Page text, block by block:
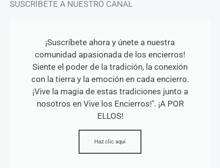
SUSCRÍBETE A NUESTRO CANAL
¡Suscríbete ahora y únete a nuestra
comunidad apasionada de los encierros!
Siente el poder de la tradición, la conexión
con la tierra y la emoción en cada encierro.
¡Vive la magia de estas tradiciones junto a
nosotros en Vive los Encierros!". ¡A POR
ELLOS!
Haz clic aquí